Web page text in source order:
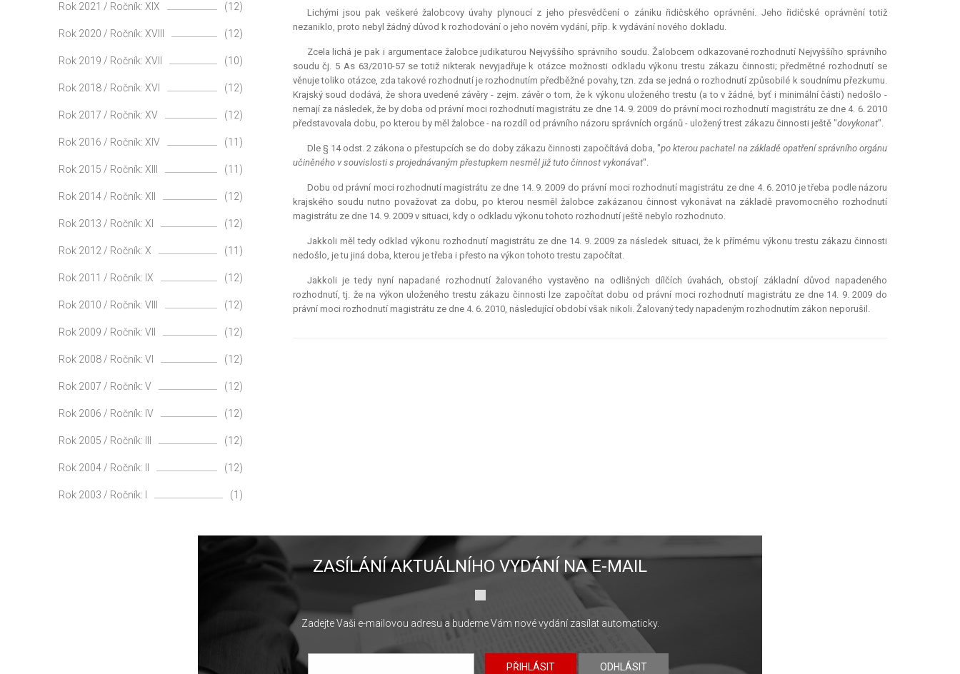
Lichými jsou pak veškeré žalobcovy úvahy plynoucí z jeho přesvědčení o zániku řidičského oprávnění. Jeho řidičské oprávnění totiž
nezaniklo, proto nebyl žádný důvod k rozhodování o jeho novém vydání, příp. k vydávání nového dokladu.
Zcela lichá je pak i argumentace žalobce judikaturou Nejvyššího správního soudu. Žalobcem odkazované rozhodnutí Nejvyššího správního
soudu čj. 5 As 63/2010-57 se totiž nikterak nevyjadřuje k otázce možnosti odkladu výkonu trestu zákazu činnosti; předmětné rozhodnutí se
věnuje toliko otázce, zda takové rozhodnutí je rozhodnutím předběžné povahy, tzn. zda se jedná o rozhodnutí způsobilé k soudnímu přezkumu.
Krajský soud dodává, že shora uvedené závěry - zejm. závěr o tom, že k výkonu uloženého trestu (a to v žádné, byť i minimální části) nedošlo -
nemají za následek, že by doba od právní moci rozhodnutí magistrátu ze dne 14. 9. 2009 do právní moci rozhodnutí magistrátu ze dne 4. 6. 2010
představovala dobu, po kterou by měl žalobce - na rozdíl od právního názoru správních orgánů - uložený trest zákazu činnosti ještě "dovykonat".
Dle § 14 odst. 2 zákona o přestupcích se do doby zákazu činnosti započítává doba, "po kterou pachatel na základě opatření správního orgánu
učiněného v souvislosti s projednávaným přestupkem nesměl již tuto činnost vykonávat".
Dobu od právní moci rozhodnutí magistrátu ze dne 14. 9. 2009 do právní moci rozhodnutí magistrátu ze dne 4. 6. 2010 je třeba podle názoru
krajského soudu nutno považovat za dobu, po kterou nesměl žalobce zakázanou činnost vykonávat na základě pravomocného rozhodnutí
magistrátu ze dne 14. 9. 2009 v situaci, kdy o odkladu výkonu tohoto rozhodnutí ještě nebylo rozhodnuto.
Jakkoli měl tedy odklad výkonu rozhodnutí magistrátu ze dne 14. 9. 2009 za následek situaci, že k přímému výkonu trestu zákazu činnosti
nedošlo, je tu jiná doba, kterou je třeba i přesto na výkon tohoto trestu započítat.
Jakkoli je tedy nyní napadané rozhodnutí žalovaného vystavěno na odlišných dílčích úvahách, obstojí základní důvod napadeného
rozhodnutí, tj. že na výkon uloženého trestu zákazu činnosti lze započítat dobu od právní moci rozhodnutí magistrátu ze dne 14. 9. 2009 do
právní moci rozhodnutí magistrátu ze dne 4. 6. 2010, následující období však nikoli. Žalovaný tedy napadeným rozhodnutím zákon neporušil.
Rok 2021 / Ročník: XIX (12)
Rok 2020 / Ročník: XVIII (12)
Rok 2019 / Ročník: XVII (10)
Rok 2018 / Ročník: XVI (12)
Rok 2017 / Ročník: XV (12)
Rok 2016 / Ročník: XIV (11)
Rok 2015 / Ročník: XIII (11)
Rok 2014 / Ročník: XII (12)
Rok 2013 / Ročník: XI (12)
Rok 2012 / Ročník: X (11)
Rok 2011 / Ročník: IX (12)
Rok 2010 / Ročník: VIII (12)
Rok 2009 / Ročník: VII (12)
Rok 2008 / Ročník: VI (12)
Rok 2007 / Ročník: V (12)
Rok 2006 / Ročník: IV (12)
Rok 2005 / Ročník: III (12)
Rok 2004 / Ročník: II (12)
Rok 2003 / Ročník: I (1)
ZASÍLÁNÍ AKTUÁLNÍHO VYDÁNÍ NA E-MAIL
Zadejte Vaši e-mailovou adresu a budeme Vám nové vydání zasílat automaticky.
PŘIHLÁSIT ODHLÁSIT